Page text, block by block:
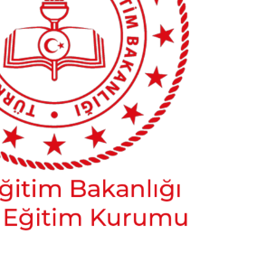
veya dijital kitap
ürüne dahil değildir.